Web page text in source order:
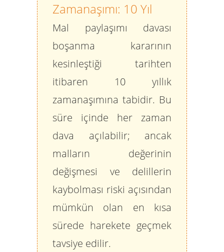
Zamanaşımı: 10 Yıl
Mal paylaşımı davası
boşanma kararının
kesinleştiği tarihten
itibaren 10 yıllık
zamanaşımına tabidir. Bu
süre içinde her zaman
dava açılabilir; ancak
malların değerinin
değişmesi ve delillerin
kaybolması riski açısından
mümkün olan en kısa
sürede harekete geçmek
tavsiye edilir.